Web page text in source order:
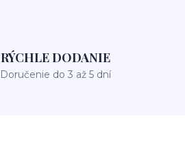
RÝCHLE DODANIE
Doručenie do 3 až 5 dní